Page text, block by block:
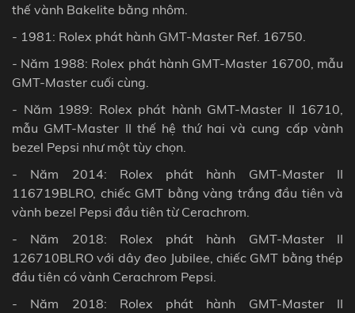
thế vành Bakelite bằng nhôm.
- 1981: Rolex phát hành GMT-Master Ref. 16750.
- Năm 1988: Rolex phát hành GMT-Master 16700, mẫu
GMT-Master cuối cùng.
- Năm 1989: Rolex phát hành GMT-Master II 16710,
mẫu GMT-Master II thế hệ thứ hai và cung cấp vành
bezel Pepsi như một tùy chọn.
- Năm 2014: Rolex phát hành GMT-Master II
116719BLRO, chiếc GMT bằng vàng trắng đầu tiên và
vành bezel Pepsi đầu tiên từ Cerachrom.
- Năm 2018: Rolex phát hành GMT-Master II
126710BLRO với dây đeo Jubilee, chiếc GMT bằng thép
đầu tiên có vành Cerachrom Pepsi.
- Năm 2018: Rolex phát hành GMT-Master II